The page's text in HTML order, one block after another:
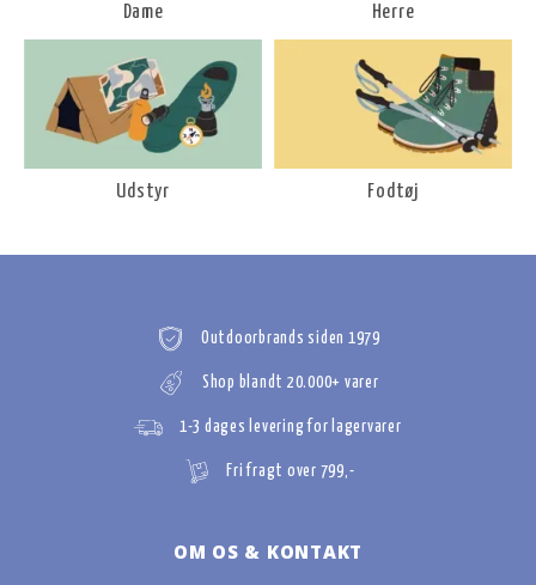
Dame Herre
Udstyr Fodtøj
Outdoorbrands siden 1979
Shop blandt 20.000+ varer
1-3 dages levering for lagervarer
Fri fragt over 799,-
OM OS & KONTAKT